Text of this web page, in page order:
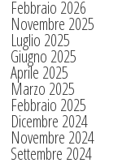
Febbraio 2026
Novembre 2025
Luglio 2025
Giugno 2025
Aprile 2025
Marzo 2025
Febbraio 2025
Dicembre 2024
Novembre 2024
Settembre 2024